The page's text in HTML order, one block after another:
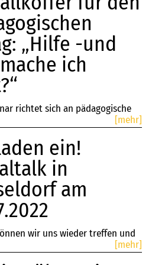
im Zeichen des Fußballs
uns am Samstag auf den
in Düsseldorf! Bis dahin, viel
und sportliche Grüße!
„Hilfe -und
ich
richtet sich an pädagogische
konfrontiert werden. In
Arbeit kann ...
[mehr]
ein!
in
am
wir uns wieder treffen und
Socialtalk-Veranstaltungen[mehr]